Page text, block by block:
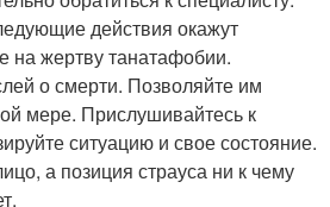
действия окажут
на жертву танатафобии.
о смерти. Позволяйте им
мере. Прислушивайтесь к
ситуацию и свое состояние.
а позиция страуса ни к чему